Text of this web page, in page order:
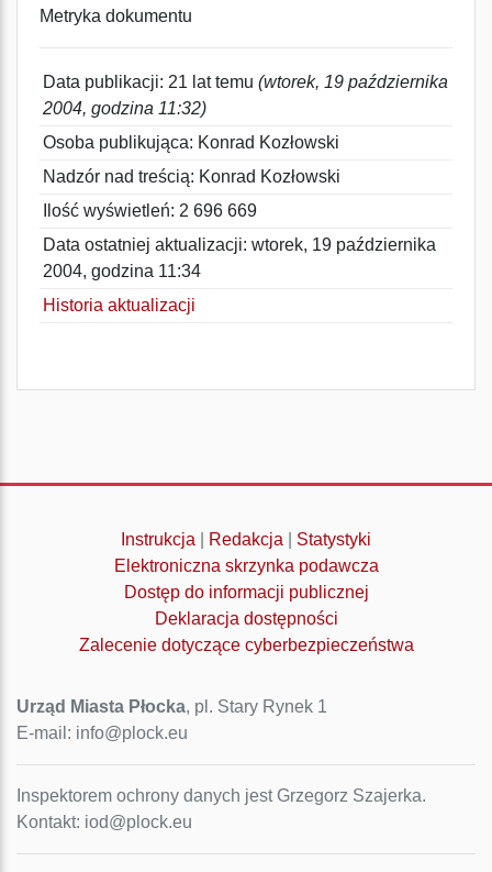
Metryka dokumentu
Data publikacji: 21 lat temu (wtorek, 19 października
2004, godzina 11:32)
Osoba publikująca: Konrad Kozłowski
Nadzór nad treścią: Konrad Kozłowski
Ilość wyświetleń: 2 696 669
Data ostatniej aktualizacji: wtorek, 19 października
2004, godzina 11:34
Historia aktualizacji
Instrukcja Redakcja
Statystyki
Elektroniczna skrzynka podawcza
Dostęp do informacji publicznej
Deklaracja dostępności
Zalecenie dotyczące cyberbezpieczeństwa
Urząd Miasta Płocka, pl. Stary Rynek 1
E-mail: info@plock.eu
Inspektorem ochrony danych jest Grzegorz Szajerka.
Kontakt: iod@plock.eu